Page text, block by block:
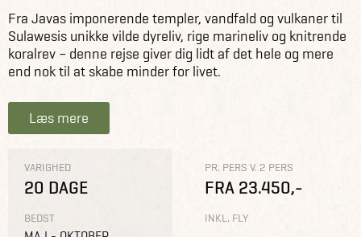
Fra Javas imponerende templer, vandfald og vulkaner til
Sulawesis unikke vilde dyreliv, rige marineliv og knitrende
koralrev – denne rejse giver dig lidt af det hele og mere
end nok til at skabe minder for livet.
Læs mere
VARIGHED
20 DAGE
BEDST
PR. PERS V. 2 PERS
FRA 23.450,-
INKL. FLY